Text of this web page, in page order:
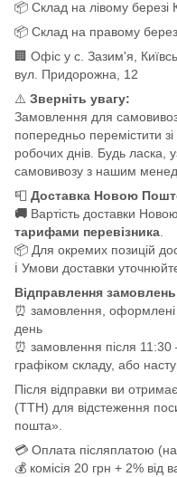
📦 Склад на лівому березі
📦 Склад на правому
🏢 Офіс у с. Зазим'я,
вул. Придорожна, 12
⚠️ Зверніть увагу:
Замовлення для
попередньо перемістити
робочих днів. Будь ласка,
самовивозу з нашим
📮 Доставка Новою
🚚 Вартість доставки
тарифами перевізника
📦 Для окремих позицій
ℹ️ Умови доставки
Відправлення
⏰ замовлення,
день
⏰ замовлення після
графіком складу, або
Після відправки ви
(ТТН) для відстеження
пошта».
💳 Оплата післяплатою
💰 комісія 20 грн + 2% від